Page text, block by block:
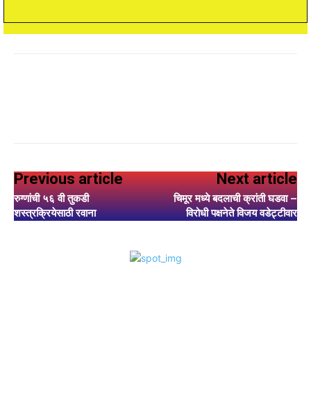
Previous article
रुग्णांची ५६ वी तुकडी
शस्त्रक्रियेसाठी रवाना
Next article
चिमूर मध्ये बदलाची क्रांती घडवा –
विरोधी पक्षनेते विजय वडेट्टीवार